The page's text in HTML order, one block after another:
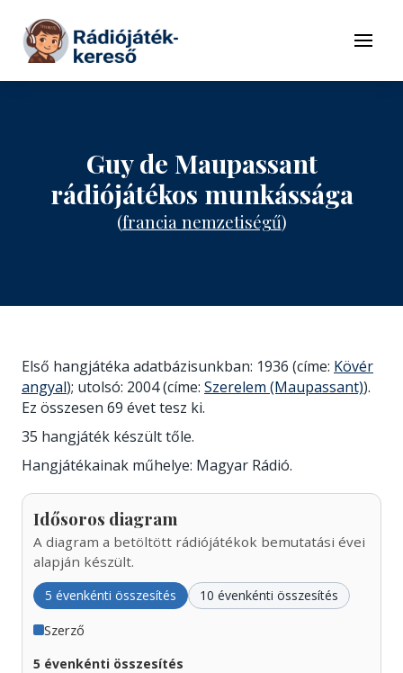
Tovább a tartalomhoz
Menü
Guy de Maupassant
rádiójátékos munkássága
(francia nemzetiségű)
Első hangjátéka adatbázisunkban: 1936 (címe: Kövér
angyal); utolsó: 2004 (címe: Szerelem (Maupassant)).
Ez összesen 69 évet tesz ki.
35 hangjáték készült tőle.
Hangjátékainak műhelye: Magyar Rádió.
Idősoros diagram
A diagram a betöltött rádiójátékok bemutatási évei
alapján készült.
5 évenkénti összesítés 10 évenkénti összesítés
Szerző
5 évenkénti összesítés